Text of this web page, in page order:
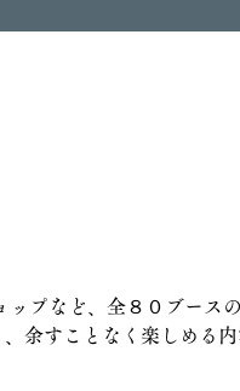
プなど、全８０ブース
余すことなく楽しめる内